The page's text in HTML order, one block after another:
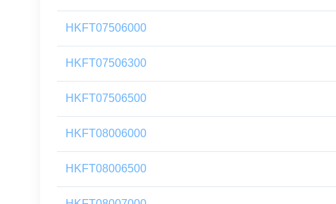
HKFT07506000
HKFT07506300
HKFT07506500
HKFT08006000
HKFT08006500